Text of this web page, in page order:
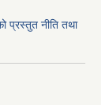
प्रस्तुत नीति तथा